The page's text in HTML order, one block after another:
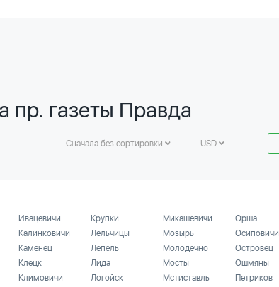
пр. газеты Правда
Сначала без сортировки USD
Ивацевичи
Калинковичи
Каменец
Клецк
Климовичи
Крупки
Лельчицы
Лепель
Лида
Логойск
Микашевичи
Мозырь
Молодечно
Мосты
Мстиставль
Орша
Осиповичи
Островец
Ошмяны
Петриков